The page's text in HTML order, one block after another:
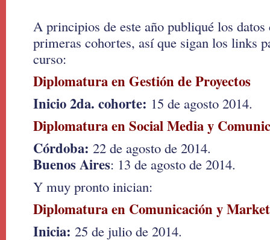
A principios de este año publiqué los datos
primeras cohortes, así que sigan los links
curso:
Diplomatura en Gestión de Proyectos
Inicio 2da. cohorte: 15 de agosto 2014.
Diplomatura en Social Media y
Córdoba: 22 de agosto de 2014.
Buenos Aires: 13 de agosto de 2014.
Y muy pronto inician:
Diplomatura en Comunicación y
Inicia: 25 de julio de 2014.